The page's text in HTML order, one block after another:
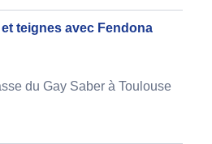
teignes avec Fendona
du Gay Saber à Toulouse